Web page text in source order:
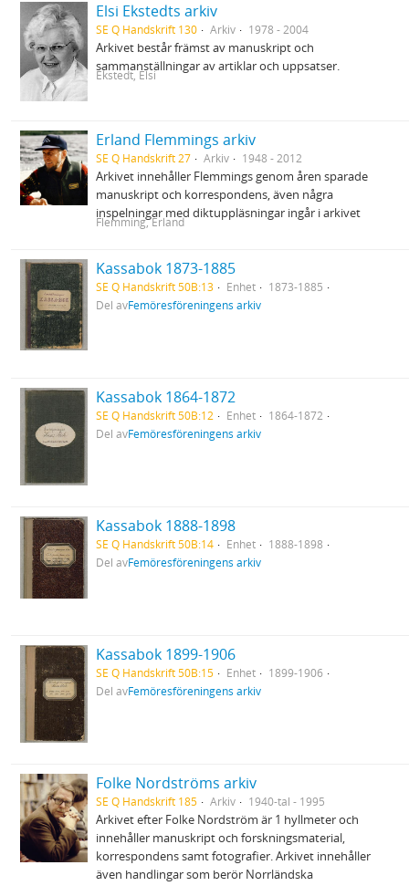
Elsi Ekstedts arkiv
SE Q Handskrift 130 Arkiv 1978 - 2004
Arkivet består främst av manuskript och
sammanställningar av artiklar och uppsatser.
Ekstedt, Elsi
Erland Flemmings arkiv
SE Q Handskrift 27 Arkiv 1948 - 2012
Arkivet innehåller Flemmings genom åren sparade
manuskript och korrespondens, även några
inspelningar med diktuppläsningar ingår i arkivet
Flemming, Erland
Kassabok 1873-1885
SE Q Handskrift 50B:13 Enhet
1873-1885
Del avFemöresföreningens arkiv
Kassabok 1864-1872
SE Q Handskrift 50B:12 Enhet
1864-1872
Del avFemöresföreningens arkiv
Kassabok 1888-1898
SE Q Handskrift 50B:14 Enhet
1888-1898
Del avFemöresföreningens arkiv
Kassabok 1899-1906
SE Q Handskrift 50B:15 Enhet
1899-1906
Del avFemöresföreningens arkiv
Folke Nordströms arkiv
SE Q Handskrift 185 Arkiv 1940-tal - 1995
Arkivet efter Folke Nordström är 1 hyllmeter och
innehåller manuskript och forskningsmaterial,
korrespondens samt fotografier. Arkivet innehåller
även handlingar som berör Norrländska